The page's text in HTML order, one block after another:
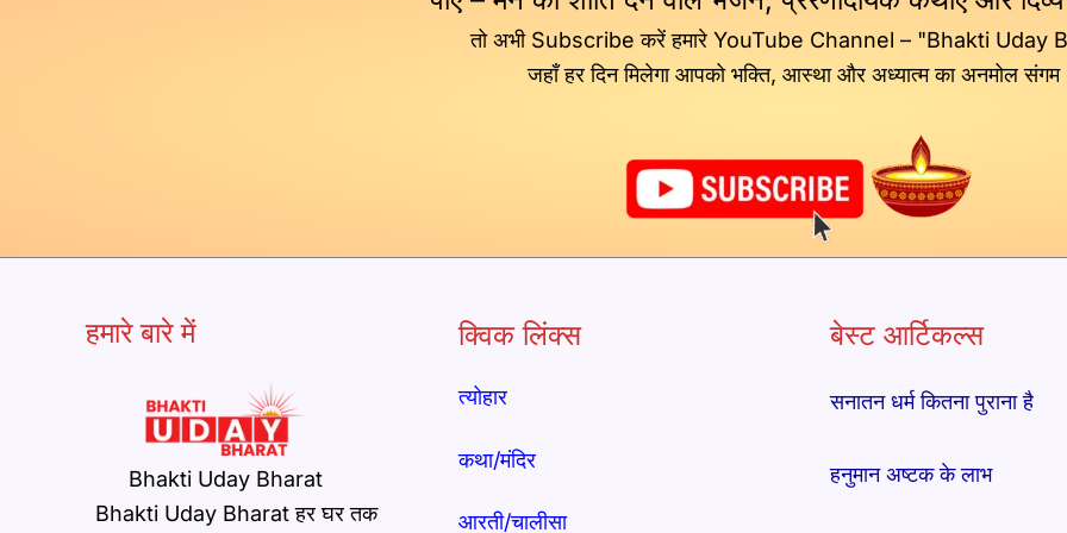
तो अभी Subscribe करें हमारे YouTube Channel – "Bhakti Uday
जहाँ हर दिन मिलेगा आपको भक्ति, आस्था और अध्यात्म का अनमोल
हमारे बारे में
Bhakti Uday Bharat
Bhakti Uday Bharat हर घर तक
क्विक लिंक्स
त्योहार
कथा/मंदिर
आरती/चालीसा
बेस्ट आर्टिकल्स
सनातन धर्म कितना पुराना है
हनुमान अष्टक के लाभ